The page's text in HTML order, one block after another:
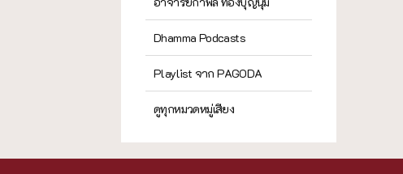
Dhamma Podcasts
Playlist จาก PAGODA
ดูทุกหมวดหมู่เสียง